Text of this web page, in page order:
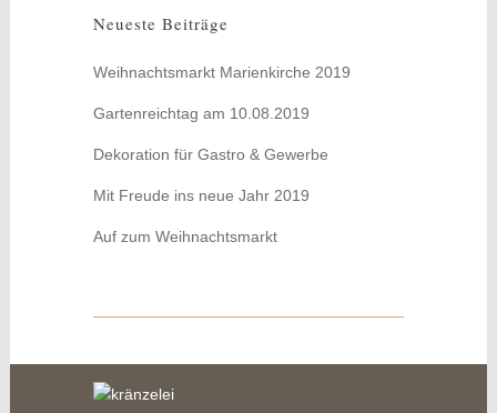
Neueste Beiträge
Weihnachtsmarkt Marienkirche 2019
Gartenreichtag am 10.08.2019
Dekoration für Gastro & Gewerbe
Mit Freude ins neue Jahr 2019
Auf zum Weihnachtsmarkt